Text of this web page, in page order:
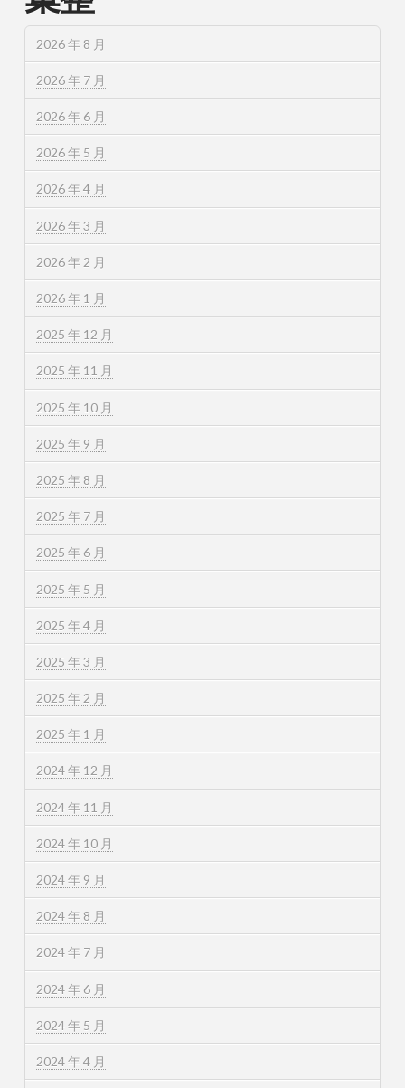
2026 年 8 月
2026 年 7 月
2026 年 6 月
2026 年 5 月
2026 年 4 月
2026 年 3 月
2026 年 2 月
2026 年 1 月
2025 年 12 月
2025 年 11 月
2025 年 10 月
2025 年 9 月
2025 年 8 月
2025 年 7 月
2025 年 6 月
2025 年 5 月
2025 年 4 月
2025 年 3 月
2025 年 2 月
2025 年 1 月
2024 年 12 月
2024 年 11 月
2024 年 10 月
2024 年 9 月
2024 年 8 月
2024 年 7 月
2024 年 6 月
2024 年 5 月
2024 年 4 月